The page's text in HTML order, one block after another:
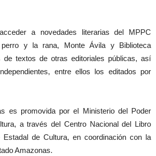
a novedades literarias del MPPC
y la rana, Monte Ávila y Biblioteca
de textos de otras editoriales públicas, así
entre ellos los editados por
es promovida por el Ministerio del Poder
a través del Centro Nacional del Libro
Estadal de Cultura, en coordinación con la
Amazonas.